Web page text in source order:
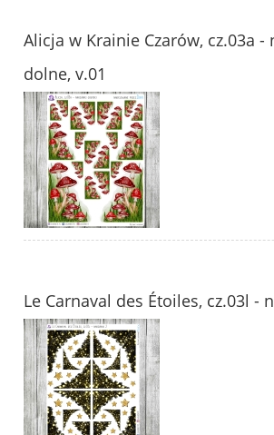
Alicja w Krainie Czarów, cz.03a -
dolne, v.01
Le Carnaval des Étoiles, cz.03l -